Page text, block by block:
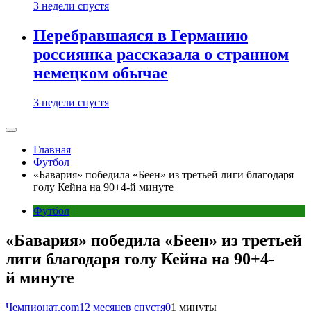
3 недели спустя
Перебравшаяся в Германию
россиянка рассказала о странном
немецком обычае
3 недели спустя
Главная
Футбол
«Бавария» победила «Беен» из третьей лиги благодаря
голу Кейна на 90+4-й минуте
Футбол
«Бавария» победила «Беен» из третьей
лиги благодаря голу Кейна на 90+4-
й минуте
Чемпионат.com12 месяцев спустя01 минуты